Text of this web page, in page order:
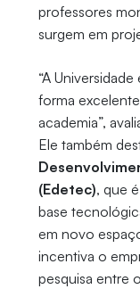
professores
surgem em
“A
forma
academia”,
Ele também
(Edetec), que
base
em novo
incentiva o
pesquisa entre